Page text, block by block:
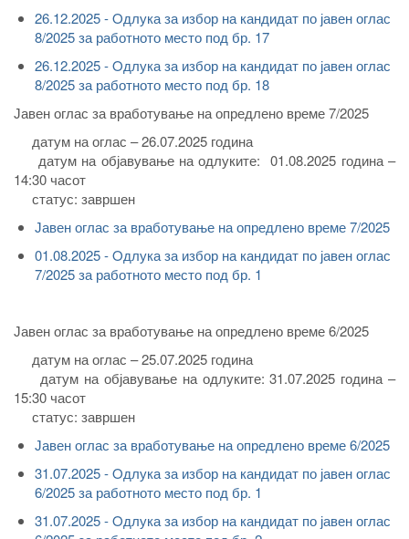
26.12.2025 - Oдлука за избор на кандидат по јавен оглас
8/2025 за работното место под бр. 17
26.12.2025 - Oдлука за избор на кандидат по јавен оглас
8/2025 за работното место под бр. 18
Јавен оглас за вработување на опредлено време 7/2025
датум на оглас – 26.07.2025 година
датум на објавување на одлуките: 01.08.2025 година –
14:30 часот
статус: завршен
Јавен оглас за вработување на опредлено време 7/2025
01.08.2025 - Oдлука за избор на кандидат по јавен оглас
7/2025 за работното место под бр. 1
Јавен оглас за вработување на опредлено време 6/2025
датум на оглас – 25.07.2025 година
датум на објавување на одлуките: 31.07.2025 година –
15:30 часот
статус: завршен
Јавен оглас за вработување на опредлено време 6/2025
31.07.2025 - Oдлука за избор на кандидат по јавен оглас
6/2025 за работното место под бр. 1
31.07.2025 - Oдлука за избор на кандидат по јавен оглас